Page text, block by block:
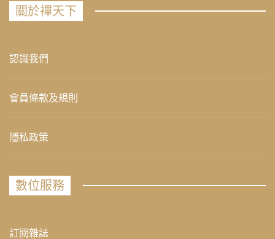
關於禪天下
認識我們
會員條款及規則
隱私政策
數位服務
訂閱雜誌